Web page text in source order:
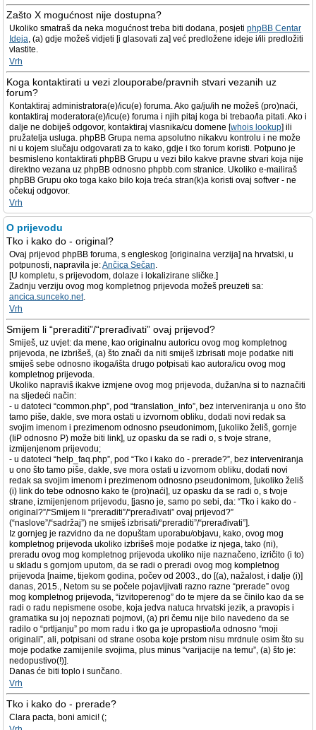
Zašto X mogućnost nije dostupna?
Ukoliko smatraš da neka mogućnost treba biti dodana, posjeti phpBB Centar
Ideja, (a) gdje možeš vidjeti [i glasovati za] već predložene ideje i/ili predložiti
vlastite.
Vrh
Koga kontaktirati u vezi zlouporabe/pravnih stvari vezanih uz
forum?
Kontaktiraj administratora(e)/icu(e) foruma. Ako ga/ju/ih ne možeš (pro)naći,
kontaktiraj moderatora(e)/icu(e) foruma i njih pitaj koga bi trebao/la pitati. Ako i
dalje ne dobiješ odgovor, kontaktiraj vlasnika/cu domene [whois lookup] ili
pružatelja usluga. phpBB Grupa nema apsolutno nikakvu kontrolu i ne može
ni u kojem slučaju odgovarati za to kako, gdje i tko forum koristi. Potpuno je
besmisleno kontaktirati phpBB Grupu u vezi bilo kakve pravne stvari koja nije
direktno vezana uz phpBB odnosno phpbb.com stranice. Ukoliko e-mailiraš
phpBB Grupu oko toga kako bilo koja treća stran(k)a koristi ovaj softver - ne
očekuj odgovor.
Vrh
O prijevodu
Tko i kako do - original?
Ovaj prijevod phpBB foruma, s engleskog [originalna verzija] na hrvatski, u
potpunosti, napravila je:Ančica Sečan.
[U kompletu, s prijevodom, dolaze i lokalizirane sličke.]
Zadnju verziju ovog mog kompletnog prijevoda možeš preuzeti sa:
ancica.sunceko.net.
Vrh
Smijem li “preraditi”/“prerađivati” ovaj prijevod?
Smiješ, uz uvjet: da mene, kao originalnu autoricu ovog mog kompletnog
prijevoda, ne izbrišeš, (a) što znači da niti smiješ izbrisati moje podatke niti
smiješ sebe odnosno ikoga/išta drugo potpisati kao autora/icu ovog mog
kompletnog prijevoda.
Ukoliko napraviš ikakve izmjene ovog mog prijevoda, dužan/na si to naznačiti
na sljedeći način:
- u datoteci “common.php”, pod “translation_info”, bez interveniranja u ono što
tamo piše, dakle, sve mora ostati u izvornom obliku, dodati novi redak sa
svojim imenom i prezimenom odnosno pseudonimom, [ukoliko želiš, gornje
(IiP odnosno P) može biti link], uz opasku da se radi o, s tvoje strane,
izmijenjenom prijevodu;
- u datoteci “help_faq.php”, pod “Tko i kako do - prerade?”, bez interveniranja
u ono što tamo piše, dakle, sve mora ostati u izvornom obliku, dodati novi
redak sa svojim imenom i prezimenom odnosno pseudonimom, [ukoliko želiš
(i) link do tebe odnosno kako te (pro)naći], uz opasku da se radi o, s tvoje
strane, izmijenjenom prijevodu, [jasno je, samo po sebi, da: “Tko i kako do -
original?”/“Smijem li “preraditi”/“prerađivati” ovaj prijevod?”
(“naslove”/“sadržaj”) ne smiješ izbrisati/“preraditi”/“prerađivati”].
Iz gornjeg je razvidno da ne dopuštam uporabu/objavu, kako, ovog mog
kompletnog prijevoda ukoliko izbrišeš moje podatke iz njega, tako (ni),
preradu ovog mog kompletnog prijevoda ukoliko nije naznačeno, izričito (i to)
u skladu s gornjom uputom, da se radi o preradi ovog mog kompletnog
prijevoda [naime, tijekom godina, počev od 2003., do [(a), nažalost, i dalje (i)]
danas, 2015., Netom su se počele pojavljivati razno razne “prerade” ovog
mog kompletnog prijevoda, “izvitoperenog” do te mjere da se činilo kao da se
radi o radu nepismene osobe, koja jedva natuca hrvatski jezik, a pravopis i
gramatika su joj nepoznati pojmovi, (a) pri čemu nije bilo navedeno da se
radilo o “prtljanju” po mom radu i tko ga je upropastio/la odnosno “moji
originali”, ali, potpisani od strane osoba koje prstom nisu mrdnule osim što su
moje podatke zamijenile svojima, plus minus “varijacije na temu”, (a) što je:
nedopustivo(!)].
Danas će biti toplo i sunčano.
Vrh
Tko i kako do - prerade?
Clara pacta, boni amici! (;